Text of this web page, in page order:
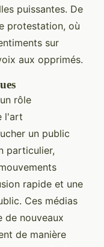
puissantes. De
protestation, où
sur
aux opprimés.
rôle
l'art
un public
particulier,
rapide et une
Ces médias
de nouveaux
de manière